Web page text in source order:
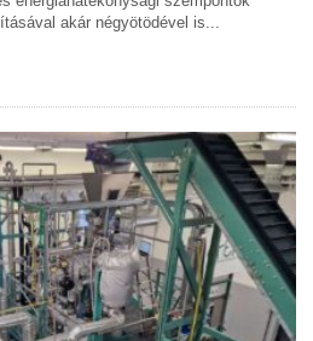
akár négyötödével is...